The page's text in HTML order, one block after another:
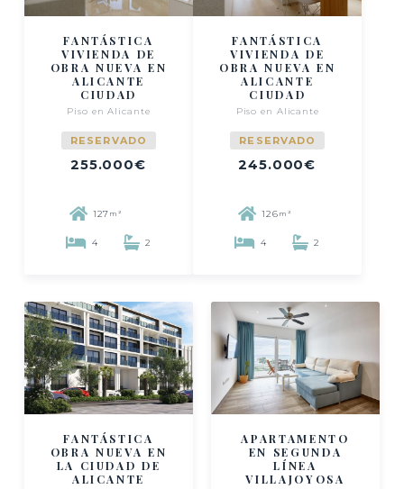
FANTÁSTICA
VIVIENDA DE
OBRA NUEVA EN
ALICANTE
CIUDAD
Piso en Alicante
RESERVADO
255.000€
127 m²
4 2
FANTÁSTICA
VIVIENDA DE
OBRA NUEVA EN
ALICANTE
CIUDAD
Piso en Alicante
RESERVADO
245.000€
126 m²
4 2
FANTÁSTICA
OBRA NUEVA EN
LA CIUDAD DE
ALICANTE
APARTAMENTO
EN SEGUNDA
LÍNEA
VILLAJOYOSA